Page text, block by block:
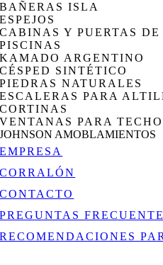
BAÑERAS ISLA
ESPEJOS
CABINAS Y PUERTAS DE
PISCINAS
KAMADO ARGENTINO
CÉSPED SINTÉTICO
PIEDRAS NATURALES
ESCALERAS PARA
CORTINAS
VENTANAS PARA
JOHNSON AMOBLAMIENTOS
EMPRESA
CORRALÓN
CONTACTO
PREGUNTAS
RECOMENDACIONES